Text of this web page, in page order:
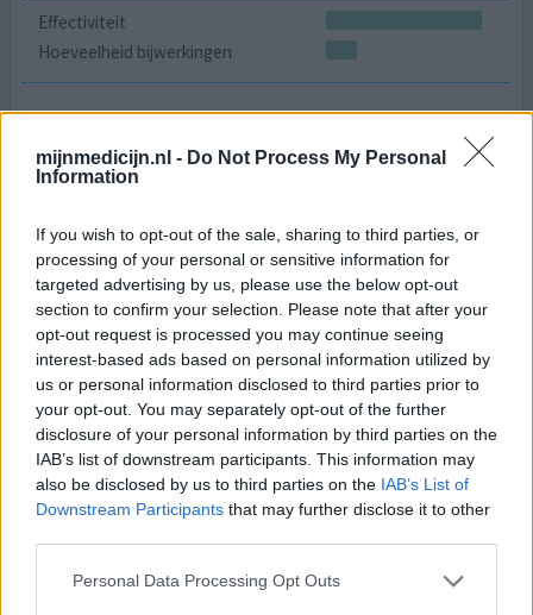
mijnmedicijn.nl - Do Not Process My Personal
Information
If you wish to opt-out of the sale, sharing to third parties, or
processing of your personal or sensitive information for
targeted advertising by us, please use the below opt-out
section to confirm your selection. Please note that after your
opt-out request is processed you may continue seeing
interest-based ads based on personal information utilized by
us or personal information disclosed to third parties prior to
your opt-out. You may separately opt-out of the further
disclosure of your personal information by third parties on the
IAB’s list of downstream participants. This information may
also be disclosed by us to third parties on the IAB’s List of
Downstream Participants that may further disclose it to other
Personal Data Processing Opt Outs
Effectiviteit
Hoeveelheid bijwerkingen
geef mening 0 reacties
Co-Diovan
22-10-2012 | Man | 48
valsartan / hydrochloorthiazide
Hoge bloeddruk
Effectiviteit
Hoeveelheid bijwerkingen
Verschillende bloeddruk medicijnen al voorgeschreven
gekregen. Co-diovan werkt bij mij het beste. Nadeel van
alle bloeddruktabletten is plaspil effect. Achteraf blijkt
dat ik PMD heb wat 20% van de mannen blijkt te hebben
is normaal niet zo erg dat vangt je ondergoed wel op,